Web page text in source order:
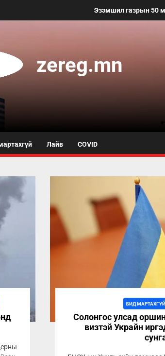
Эзэмшил газрын 50 метр
zereg.mn
Лайв COVID
БИД МАРТАХГҮЙ
Солонгос улсад
визтэй Украйн